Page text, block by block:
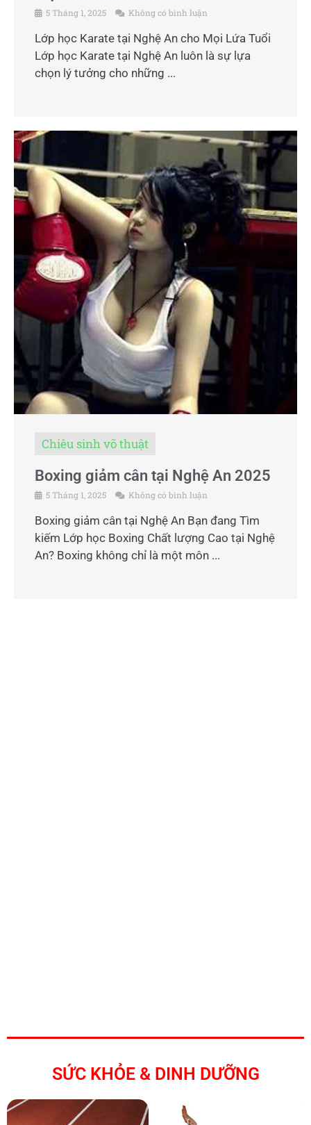
5 Tháng 1, 2025 Không có bình luận
Lớp học Karate tại Nghệ An cho Mọi Lứa Tuổi
Lớp học Karate tại Nghệ An luôn là sự lựa
chọn lý tưởng cho những ...
Chiêu sinh võ thuật
Boxing giảm cân tại Nghệ An 2025
5 Tháng 1, 2025 Không có bình luận
Boxing giảm cân tại Nghệ An Bạn đang Tìm
kiếm Lớp học Boxing Chất lượng Cao tại Nghệ
An? Boxing không chỉ là một môn ...
SỨC KHỎE & DINH DƯỠNG